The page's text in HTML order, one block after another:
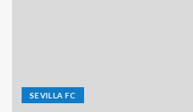
SEVILLA FC